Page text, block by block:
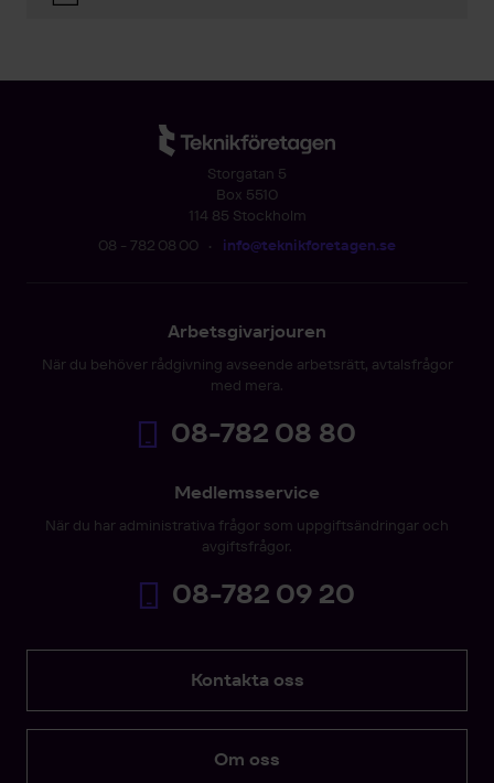
Storgatan 5
Box 5510
114 85 Stockholm
08 - 782 08 00 • info@teknikforetagen.se
Arbetsgivarjouren
När du behöver rådgivning avseende arbetsrätt, avtalsfrågor
med mera.
08-782 08 80
Medlemsservice
När du har administrativa frågor som uppgiftsändringar och
avgiftsfrågor.
08-782 09 20
Kontakta oss
Om oss